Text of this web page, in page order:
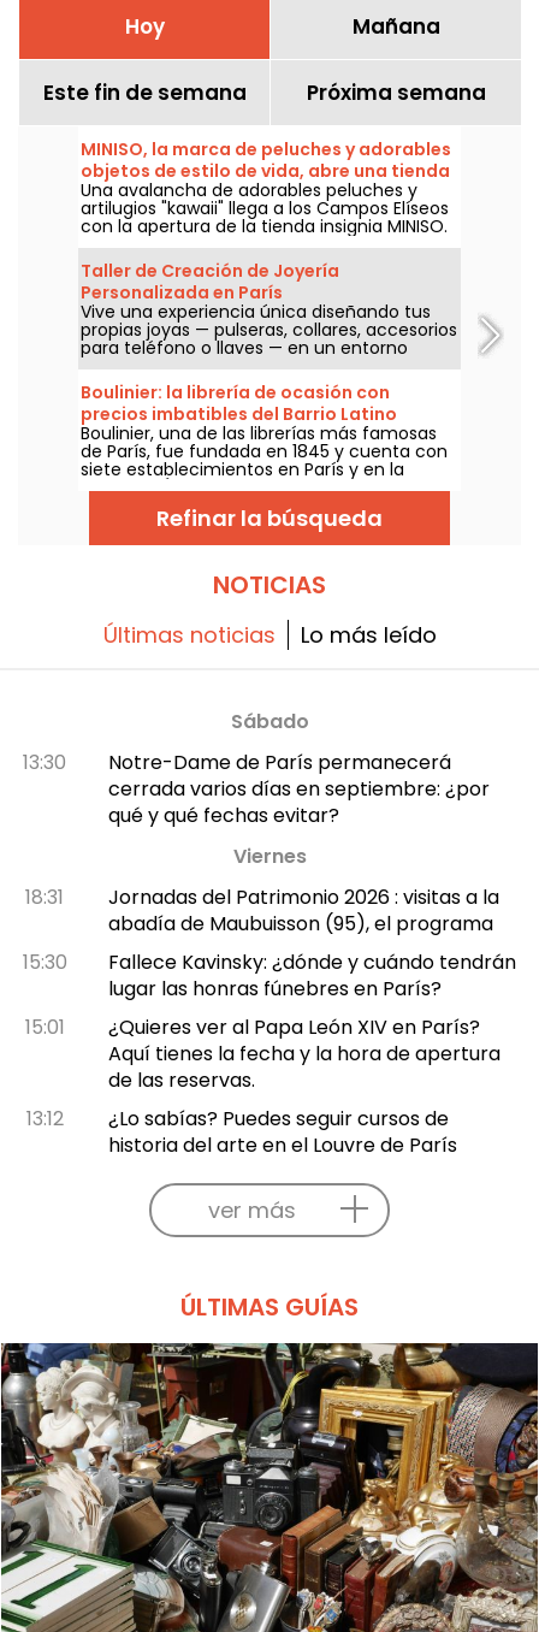
Hoy Mañana
Este fin de semana Próxima semana
MINISO, la marca de peluches y adorables
objetos de estilo de vida, abre una tienda
en los Campos Elíseos
Una avalancha de adorables peluches y
artilugios "kawaii" llega a los Campos Elíseos
con la apertura de la tienda insignia MINISO.
La tienda más grande de la marca de estilo
de vida invita a los fans de los peluches y a
los coleccionistas empedernidos a
(re)descubrir sus irresistibles productos, a
través de una amplia gama de universos y
colaboraciones. Inauguración este sábado
22 de junio de 2024.
Taller de Creación de Joyería
Personalizada en París
Vive una experiencia única diseñando tus
propias joyas — pulseras, collares, accesorios
para teléfono o llaves — en un entorno
inspirado en el estilo Kawaii. Ubicado cerca
del Arco de Triunfo y de los Campos Elíseos,
My Nice Bracelet es un taller boutique
perfecto para crear un recuerdo original de
París, celebrar una ocasión especial
(despedida de soltera, cumpleaños) o
planear un team building. También puedes
descubrir otra tienda a unos pasos del
Palacio del Louvre.
Boulinier: la librería de ocasión con
precios imbatibles del Barrio Latino
Boulinier, una de las librerías más famosas
de París, fue fundada en 1845 y cuenta con
siete establecimientos en París y en la
región de Île-de-France. La más conocida
es, por supuesto, la del Barrio Latino, en el
Boulevard Saint-Michel.
Refinar la búsqueda
NOTICIAS
Últimas noticias Lo más leído
Sábado
13:30
Notre-Dame de París permanecerá
cerrada varios días en septiembre: ¿por
qué y qué fechas evitar?
Viernes
18:31
Jornadas del Patrimonio 2026 : visitas a la
abadía de Maubuisson (95), el programa
15:30
Fallece Kavinsky: ¿dónde y cuándo tendrán
lugar las honras fúnebres en París?
15:01
¿Quieres ver al Papa León XIV en París?
Aquí tienes la fecha y la hora de apertura
de las reservas.
13:12
¿Lo sabías? Puedes seguir cursos de
historia del arte en el Louvre de París
ver más
ÚLTIMAS GUÍAS